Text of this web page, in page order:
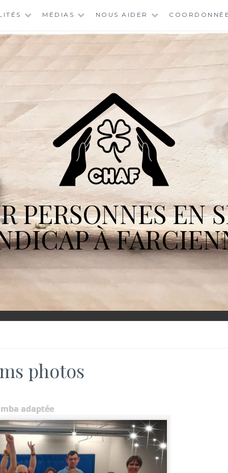
MÉDIAS NOUS AIDER
PERSONNES EN
À
photos
adaptée